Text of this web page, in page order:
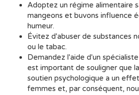
Adoptez un régime alimentaire
mangeons et buvons influence
humeur.
Évitez d'abuser de substances
ou le tabac.
Demandez l'aide d'un
est important de souligner que
soutien psychologique a un
femmes et, par conséquent,